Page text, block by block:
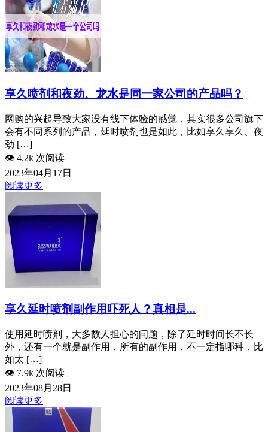
享久喷剂和夜劲、龙水是同一家公司的产品吗？
网购的兴起导致大家没有线下体验的感觉，其实很多公司旗下
会有不同系列的产品，延时喷剂也是如此，比如享久享久、夜
劲 […]
👁️ 4.2k 次阅读
2023年04月17日
阅读更多
享久延时喷剂副作用吓死人？真相是...
使用延时喷剂，大多数人担心的问题，除了延时时间长不长
外，还有一个就是副作用，所有的副作用，不一定指哪种，比
如太 […]
👁️ 7.9k 次阅读
2023年08月28日
阅读更多